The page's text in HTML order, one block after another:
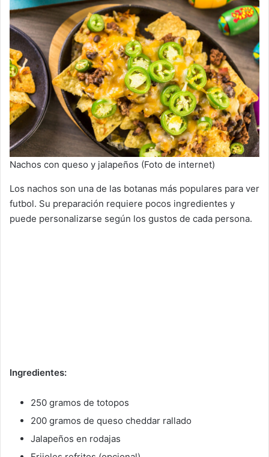
Nachos con queso y jalapeños (Foto de internet)
Los nachos son una de las botanas más populares para ver
futbol. Su preparación requiere pocos ingredientes y
puede personalizarse según los gustos de cada persona.
Ingredientes:
250 gramos de totopos
200 gramos de queso cheddar rallado
Jalapeños en rodajas